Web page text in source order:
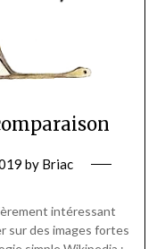
by Briac
intéressant
sur des images fortes